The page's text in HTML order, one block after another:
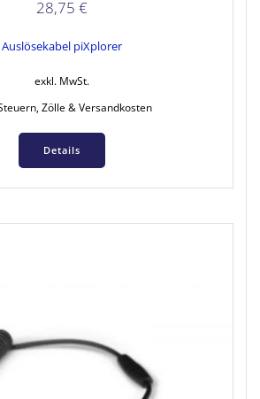
28,75 €
Auslösekabel piXplorer
exkl. MwSt.
Zölle & Versandkosten
Details